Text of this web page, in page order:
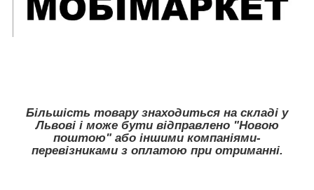
Більшість товару знаходиться на складі у
Львові і може бути відправлено "Новою
поштою" або іншими компаніями-
перевізниками з оплатою при отриманні.